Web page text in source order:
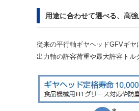
用途に合わせて選べる、高
従来の平行軸ギヤヘッドGFVギヤ
出力軸の許容荷重や最大許容トル